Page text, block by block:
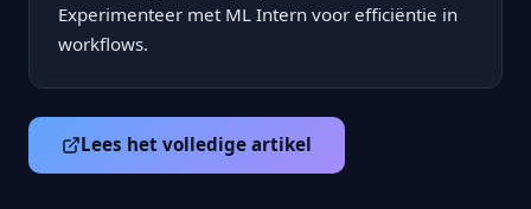
Experimenteer met ML Intern voor efficiëntie in
workflows.
Lees het volledige artikel